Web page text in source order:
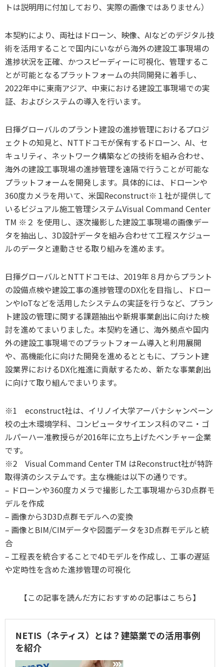
トは説明用に付加しており、実際の画像ではありません）
本契約により、両社はドローン、映像、AIなどのデジタル技
術を活用することで国内にいながら海外の建設工事現場の
進捗状況を正確、かつスピーディーに可視化、管理するこ
とが可能となるプラットフォームの共同開発に着手し、
2022年中に東南アジア、中東における建設工事現場での実
証、およびシステムの導入を行います。
日揮グローバルのプラント建設の進捗管理におけるプロジ
ェクトの知見と、NTTドコモが保有するドローン、AI、セ
キュリティ、ネットワーク構築などの技術を組み合わせ、
海外の建設工事現場の進捗管理を遠隔で行うことが可能な
プラットフォームを開発します。具体的には、ドローンや
360度カメラを用いて、米国Reconstruct※１社が提供して
いるビジュアル施工管理システムVisual Command Center
TM ※２ を使用し、逐次撮影した建設工事現場の画像デー
タを抽出し、3D設計データを組み合わせて工程スケジュー
ルのデータと連動させる取り組みを進めます。
日揮グローバルとNTTドコモは、2019年８月からプラント
の設備点検や建設工事の進捗管理のDX化を目指し、ドロー
ンやIoTなどを活用したシステムの実証を行うなど、プラン
ト建設の管理に関する課題抽出や新規事業創出に向けた検
討を進めてまいりました。本契約を通じ、海外拠点や国内
外の建設工事現場でのプラットフォーム導入と利用展開
や、高機能化に向けた開発を進めるとともに、プラント建
設業界におけるDX化推進に貢献するため、新たな事業創出
に向けて取り組んでまいります。
※1 econstruct社は、イリノイ大学アーバナシャンペーン
校の土木環境学科、コンピュータサイエンス科のマニ・ゴ
ルパーハー准教授らが2016年に立ち上げたベンチャー企業
です。
※2 Visual Command Center TM はReconstruct社が特許
取得済のシステムです。主な機能は以下の通りです。
– ドローンや360度カメラで撮影した工事現場から3D点群モ
デルを作成
– 画像から3D3D点群モデルへの変換
– 画像とBIM/CIMデータや図面データを3D点群モデルと統
合
– 工程表を統合することで4Dモデルを作成し、工事の遅延
や定時性を含めた進捗管理の可視化
【この記事を読んだ方におすすめの記事はこちら】
NETIS（ネティス）とは？建築業での活用事例
を紹介